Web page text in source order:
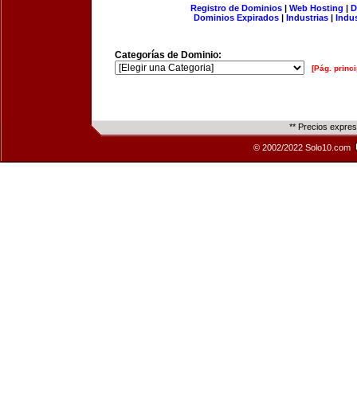
Registro de Dominios| Web Hosting |
Dominios Expirados | Industrias |
Categorías de Dominio:
[Pág.
** Precios
© 2002/2022 Solo10.com